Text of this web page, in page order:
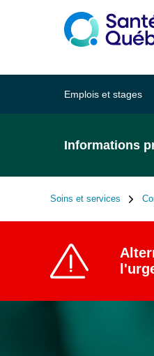
Emplois et stages
Informations
Informations
proches
Signalement à
Soins et services